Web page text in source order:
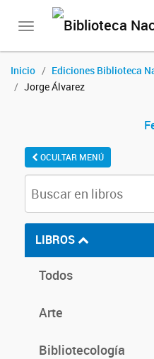
Toggle
Inicio Ediciones Biblioteca
Jorge Álvarez
OCULTAR MENÚ
LIBROS
Todos
Arte
Bibliotecología